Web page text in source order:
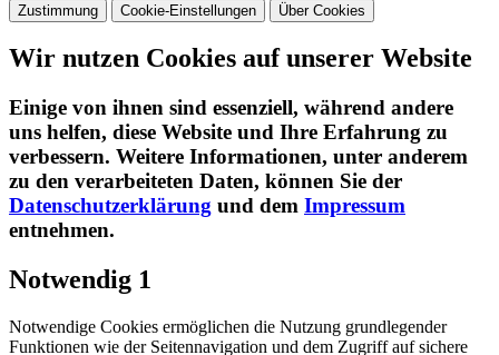
Zustimmung Cookie-Einstellungen Über Cookies
Wir nutzen Cookies auf unserer Website
Einige von ihnen sind essenziell, während andere
uns helfen, diese Website und Ihre Erfahrung zu
verbessern. Weitere Informationen, unter anderem
zu den verarbeiteten Daten, können Sie der
Datenschutzerklärung und dem Impressum
entnehmen.​
Notwendig 1
Notwendige Cookies ermöglichen die Nutzung grundlegender
Funktionen wie der Seitennavigation und dem Zugriff auf sichere